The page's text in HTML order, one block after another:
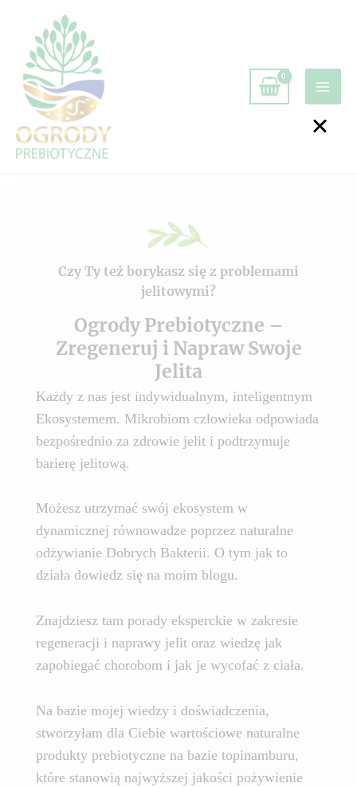
Czy Ty też borykasz się z problemami
jelitowymi?
Ogrody Prebiotyczne –
Zregeneruj i Napraw Swoje
Jelita
Każdy z nas jest indywidualnym, inteligentnym
Ekosystemem. Mikrobiom człowieka odpowiada
bezpośrednio za zdrowie jelit i podtrzymuje
barierę jelitową.
Możesz utrzymać swój ekosystem w
dynamicznej równowadze poprzez naturalne
odżywianie Dobrych Bakterii. O tym jak to
działa dowiedz się na moim blogu.
Znajdziesz tam porady eksperckie w zakresie
regeneracji i naprawy jelit oraz wiedzę jak
zapobiegać chorobom i jak je wycofać z ciała.
Na bazie mojej wiedzy i doświadczenia,
stworzyłam dla Ciebie wartościowe naturalne
produkty prebiotyczne na bazie topinamburu,
które stanowią najwyższej jakości pożywienie